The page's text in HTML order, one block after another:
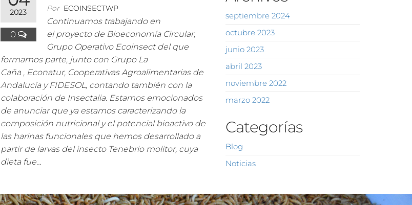
2023
0
Por ECOINSECTWP
Continuamos trabajando en
el proyecto de Bioeconomía Circular,
Grupo Operativo Ecoinsect del que
formamos parte, junto con Grupo La
Caña , Econatur, Cooperativas Agroalimentarias de
Andalucía y FIDESOL, contando también con la
colaboración de Insectalia. Estamos emocionados
de anunciar que ya estamos caracterizando la
composición nutricional y el potencial bioactivo de
las harinas funcionales que hemos desarrollado a
partir de larvas del insecto Tenebrio molitor, cuya
dieta fue…
septiembre 2024
octubre 2023
junio 2023
abril 2023
noviembre 2022
marzo 2022
Categorías
Blog
Noticias